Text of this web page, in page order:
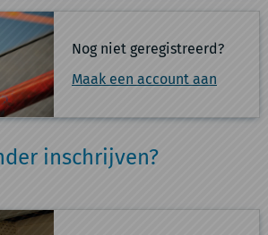
Nog niet geregistreerd?
Maak een account aan
inschrijven?